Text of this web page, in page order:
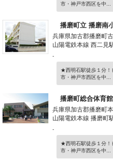
市・神戸市西区を中...
播磨町立 播磨南
兵庫県加古郡播磨町
山陽電鉄本線 西二見
-
★西明石駅徒歩１分
市・神戸市西区を中...
播磨町総合体育館
兵庫県加古郡播磨町
山陽電鉄本線 播磨町
-
★西明石駅徒歩１分
市・神戸市西区を中...